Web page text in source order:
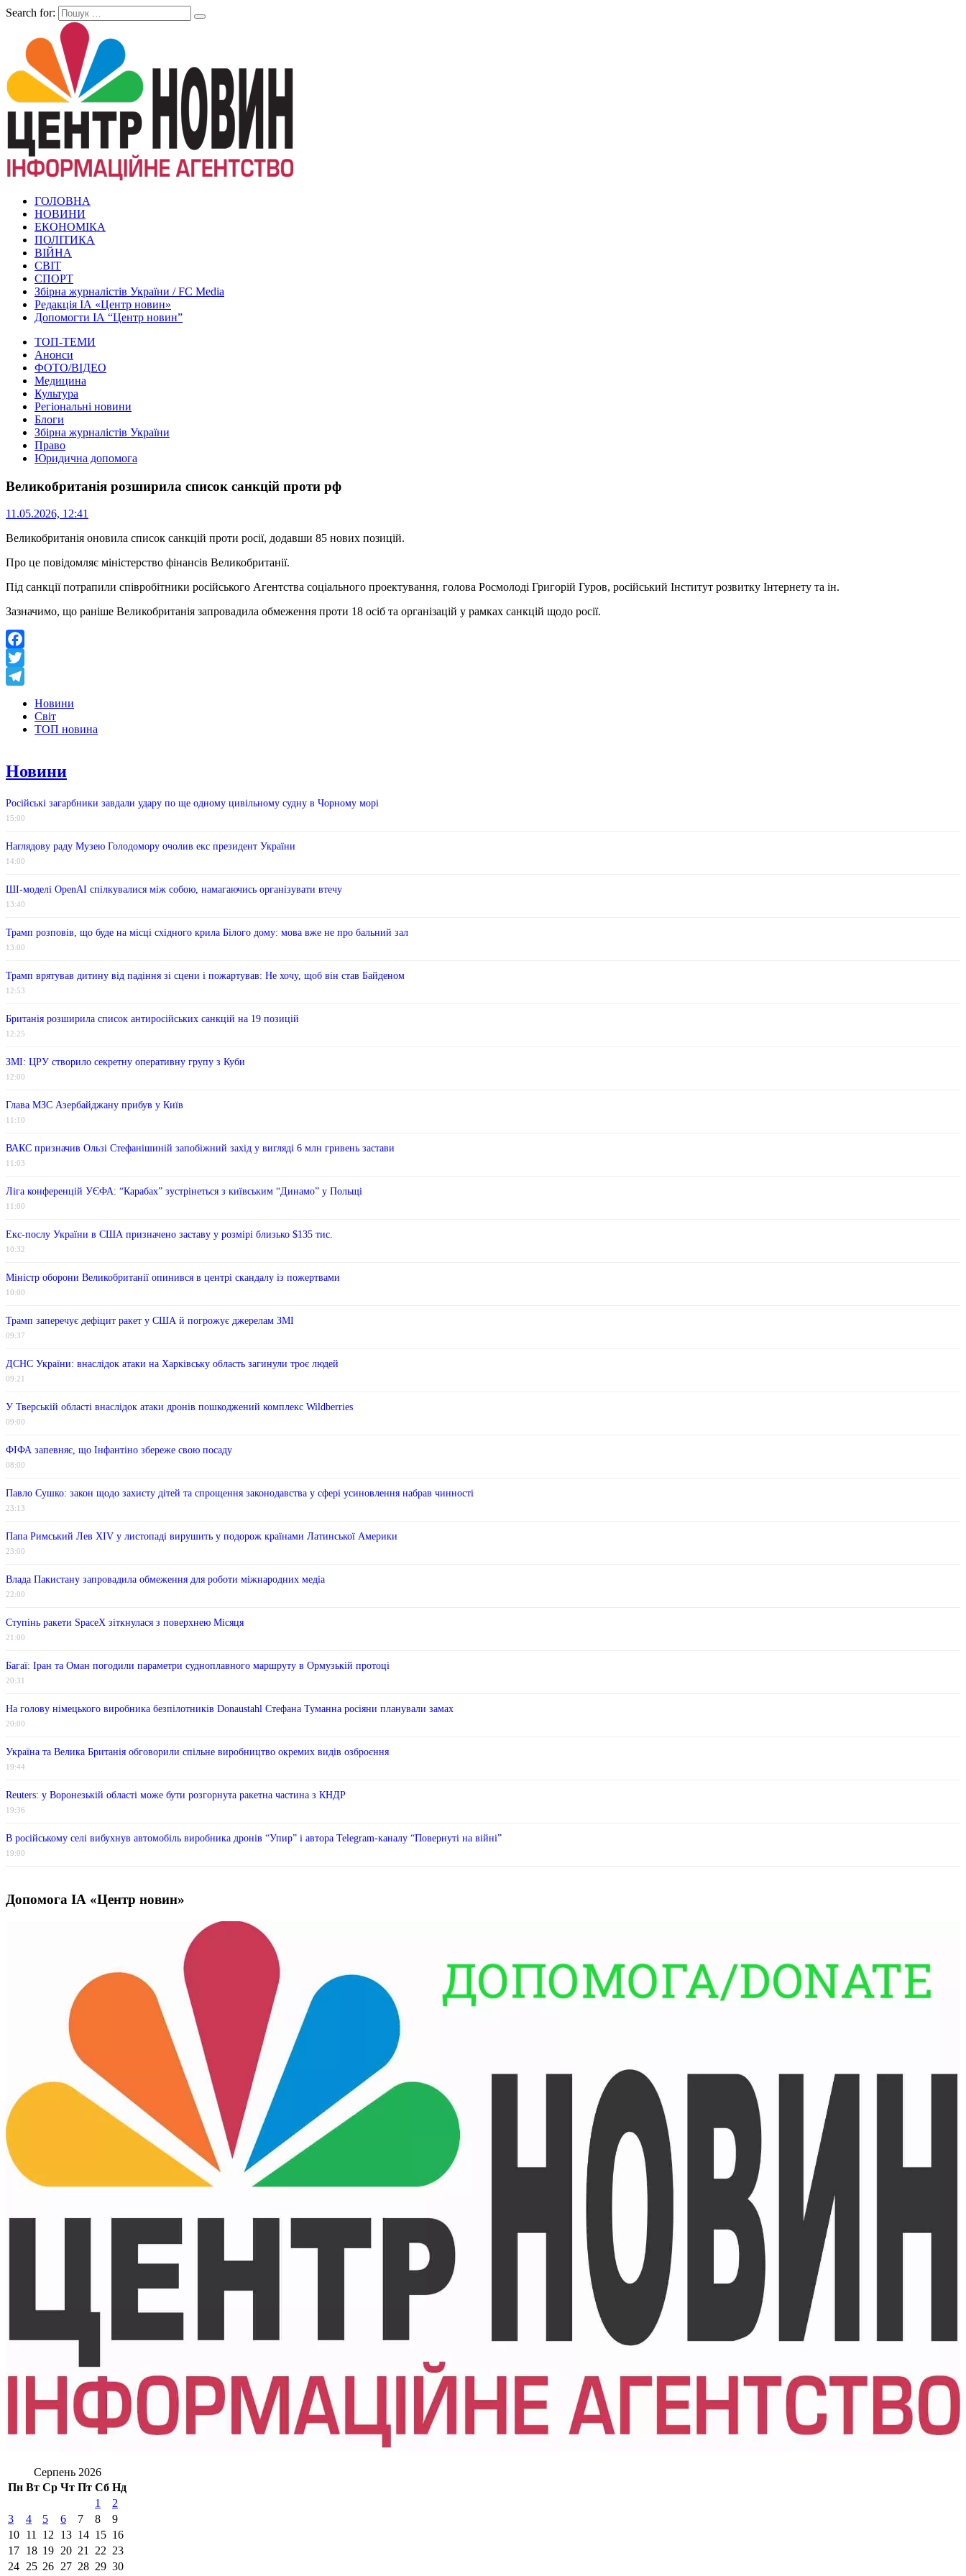
Search for:
ГОЛОВНА
НОВИНИ
ЕКОНОМІКА
ПОЛІТИКА
ВІЙНА
СВІТ
СПОРТ
Збірна журналістів України / FC Media
Редакція ІА «Центр новин»
Допомогти ІА “Центр новин”
ТОП-ТЕМИ
Анонси
ФОТО/ВІДЕО
Медицина
Культура
Регіональні новини
Блоги
Збірна журналістів України
Право
Юридична допомога
Великобританія розширила список санкцій проти рф
11.05.2026, 12:41
Великобританія оновила список санкцій проти росії, додавши 85 нових позицій.
Про це повідомляє міністерство фінансів Великобританії.
Під санкції потрапили співробітники російського Агентства соціального проектування, голова Росмолоді Григорій Гуров, російський Інститут розвитку Інтернету та ін.
Зазначимо, що раніше Великобританія запровадила обмеження проти 18 осіб та організацій у рамках санкцій щодо росії.
Facebook
Twitter
Новини
Світ
ТОП новина
Новини
Російські загарбники завдали удару по ще одному цивільному судну в Чорному морі
15:00
Наглядову раду Музею Голодомору очолив екс президент України
14:00
ШІ-моделі OpenAI спілкувалися між собою, намагаючись організувати втечу
13:40
Трамп розповів, що буде на місці східного крила Білого дому: мова вже не про бальний зал
13:00
Трамп врятував дитину від падіння зі сцени і пожартував: Не хочу, щоб він став Байденом
12:53
Британія розширила список антиросійських санкцій на 19 позицій
12:25
ЗМІ: ЦРУ створило секретну оперативну групу з Куби
12:00
Глава МЗС Азербайджану прибув у Київ
11:10
ВАКС призначив Ользі Стефанішиній запобіжний захід у вигляді 6 млн гривень застави
11:03
Ліга конференцій УЄФА: “Карабах” зустрінеться з київським “Динамо” у Польщі
11:00
Екс-послу України в США призначено заставу у розмірі близько $135 тис.
10:32
Міністр оборони Великобританії опинився в центрі скандалу із пожертвами
10:00
Трамп заперечує дефіцит ракет у США й погрожує джерелам ЗМІ
09:37
ДСНС України: внаслідок атаки на Харківську область загинули троє людей
09:21
У Тверській області внаслідок атаки дронів пошкоджений комплекс Wildberries
09:00
ФІФА запевняє, що Інфантіно збереже свою посаду
08:00
Павло Сушко: закон щодо захисту дітей та спрощення законодавства у сфері усиновлення набрав чинності
23:13
Папа Римський Лев XIV у листопаді вирушить у подорож країнами Латинської Америки
23:00
Влада Пакистану запровадила обмеження для роботи міжнародних медіа
22:00
Ступінь ракети SpaceX зіткнулася з поверхнею Місяця
21:00
Багаї: Іран та Оман погодили параметри судноплавного маршруту в Ормузькій протоці
20:31
На голову німецького виробника безпілотників Donaustahl Стефана Туманна росіяни планували замах
20:00
Україна та Велика Британія обговорили спільне виробництво окремих видів озброєння
19:44
Reuters: у Воронезькій області може бути розгорнута ракетна частина з КНДР
19:36
В російському селі вибухнув автомобіль виробника дронів “Упир” і автора Telegram-каналу “Повернуті на війні”
19:00
Допомога ІА «Центр новин»
Серпень 2026
Пн Вт Ср Чт Пт Сб Нд
1
2
3
4 5 6 7 8
9
10 11 12 13 14 15 16
17 18 19 20 21 22 23
24 25 26 27 28 29 30